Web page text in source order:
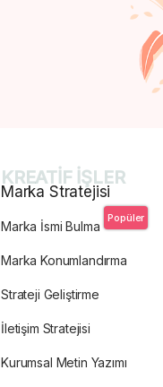
KREATİF İŞLER
Marka Stratejisi
Marka İsmi Bulma
Popüler
Marka Konumlandırma
Strateji Geliştirme
İletişim Stratejisi
Kurumsal Metin Yazımı